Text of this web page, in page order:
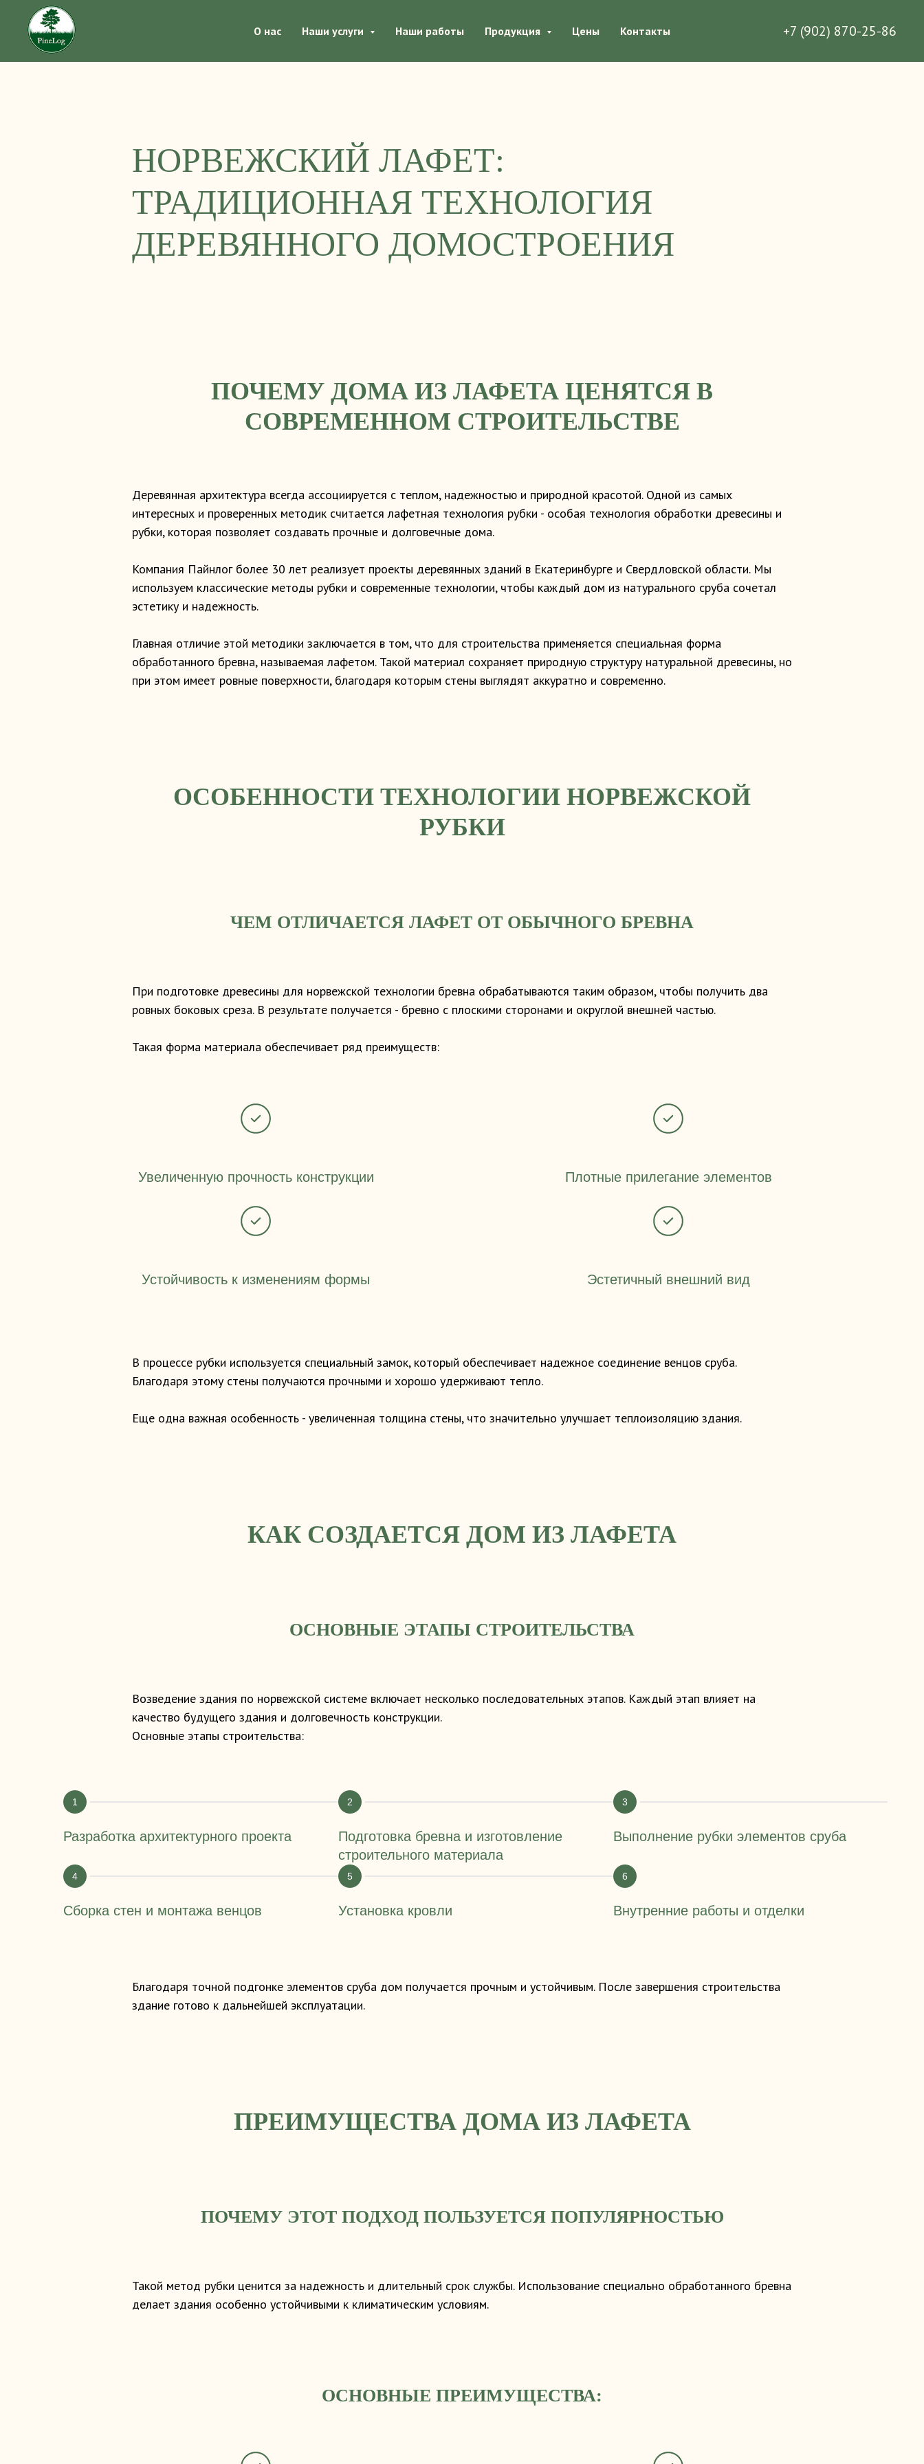
О нас Наши услуги Наши работы Продукция Цены Контакты +7 (902) 870-25-86
НОРВЕЖСКИЙ ЛАФЕТ:
ТРАДИЦИОННАЯ ТЕХНОЛОГИЯ
ДЕРЕВЯННОГО ДОМОСТРОЕНИЯ
ПОЧЕМУ ДОМА ИЗ ЛАФЕТА ЦЕНЯТСЯ В
СОВРЕМЕННОМ СТРОИТЕЛЬСТВЕ
Деревянная архитектура всегда ассоциируется с теплом, надежностью и природной красотой. Одной из самых
интересных и проверенных методик считается лафетная технология рубки - особая технология обработки древесины и
рубки, которая позволяет создавать прочные и долговечные дома.
Компания Пайнлог более 30 лет реализует проекты деревянных зданий в Екатеринбурге и Свердловской области. Мы
используем классические методы рубки и современные технологии, чтобы каждый дом из натурального сруба сочетал
эстетику и надежность.
Главная отличие этой методики заключается в том, что для строительства применяется специальная форма
обработанного бревна, называемая лафетом. Такой материал сохраняет природную структуру натуральной древесины, но
при этом имеет ровные поверхности, благодаря которым стены выглядят аккуратно и современно.
ОСОБЕННОСТИ ТЕХНОЛОГИИ НОРВЕЖСКОЙ
РУБКИ
ЧЕМ ОТЛИЧАЕТСЯ ЛАФЕТ ОТ ОБЫЧНОГО БРЕВНА
При подготовке древесины для норвежской технологии бревна обрабатываются таким образом, чтобы получить два
ровных боковых среза. В результате получается - бревно с плоскими сторонами и округлой внешней частью.
Такая форма материала обеспечивает ряд преимуществ:
Увеличенную прочность конструкции Плотные прилегание элементов
Устойчивость к изменениям формы Эстетичный внешний вид
В процессе рубки используется специальный замок, который обеспечивает надежное соединение венцов сруба.
Благодаря этому стены получаются прочными и хорошо удерживают тепло.
Еще одна важная особенность - увеличенная толщина стены, что значительно улучшает теплоизоляцию здания.
КАК СОЗДАЕТСЯ ДОМ ИЗ ЛАФЕТА
ОСНОВНЫЕ ЭТАПЫ СТРОИТЕЛЬСТВА
Возведение здания по норвежской системе включает несколько последовательных этапов. Каждый этап влияет на
качество будущего здания и долговечность конструкции.
Основные этапы строительства:
Разработка архитектурного проекта
Подготовка бревна и изготовление
строительного материала
Выполнение рубки элементов сруба
Сборка стен и монтажа венцов Установка кровли Внутренние работы и отделки
Благодаря точной подгонке элементов сруба дом получается прочным и устойчивым. После завершения строительства
здание готово к дальнейшей эксплуатации.
ПРЕИМУЩЕСТВА ДОМА ИЗ ЛАФЕТА
ПОЧЕМУ ЭТОТ ПОДХОД ПОЛЬЗУЕТСЯ ПОПУЛЯРНОСТЬЮ
Такой метод рубки ценится за надежность и длительный срок службы. Использование специально обработанного бревна
делает здания особенно устойчивыми к климатическим условиям.
ОСНОВНЫЕ ПРЕИМУЩЕСТВА: